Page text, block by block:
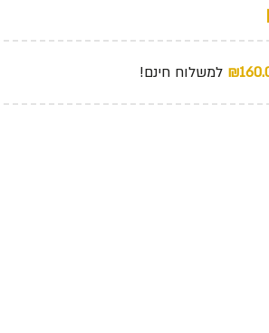
₪ למשלוח חינם!